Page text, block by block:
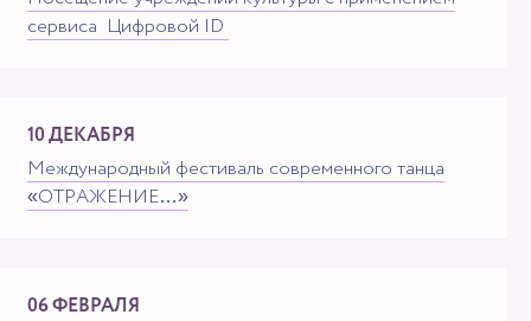
сервиса "Цифровой ID"
10 ДЕКАБРЯ
Международный фестиваль современного танца
«ОТРАЖЕНИЕ…»
06 ФЕВРАЛЯ